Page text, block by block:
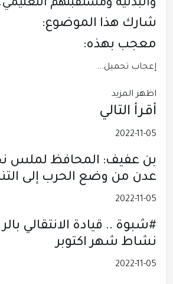
والبدنية ومستقبلهم
شارك هذا الموضوع:
معجب بهذه:
إعجاب تحميل...
اظهر المزيد
أقرأ التالي
2022-11-05
بن عفيف: المحافظ لملس
عدن من وضع الحرب إلى
2022-11-05
#شبوة .. قيادة الانتقالي
نشاط شهر اكتوبر
2022-11-05